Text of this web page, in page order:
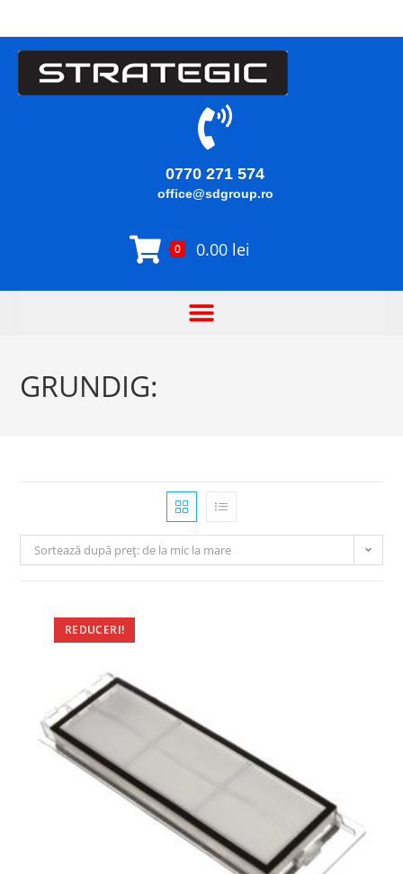
0770 271 574
office@sdgroup.ro
0 0.00 lei
GRUNDIG:
Sortează după preț: de la mic la mare
REDUCERI!